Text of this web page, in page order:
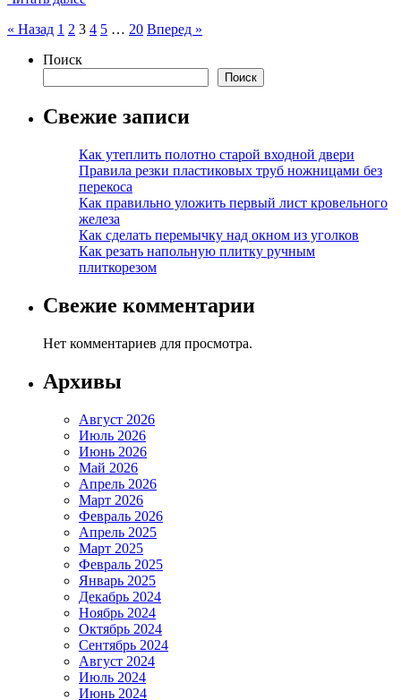
Пагинация
записей
« Назад 1 2 3 4 5 … 20 Вперед »
Поиск
Поиск
Свежие записи
Как утеплить полотно старой входной двери
Правила резки пластиковых труб ножницами без
перекоса
Как правильно уложить первый лист кровельного
железа
Как сделать перемычку над окном из уголков
Как резать напольную плитку ручным
плиткорезом
Свежие комментарии
Нет комментариев для просмотра.
Архивы
Август 2026
Июль 2026
Июнь 2026
Май 2026
Апрель 2026
Март 2026
Февраль 2026
Апрель 2025
Март 2025
Февраль 2025
Январь 2025
Декабрь 2024
Ноябрь 2024
Октябрь 2024
Сентябрь 2024
Август 2024
Июль 2024
Июнь 2024